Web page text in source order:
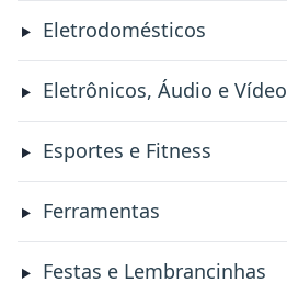
Eletrodomésticos
Eletrônicos, Áudio e Vídeo
Esportes e Fitness
Ferramentas
Festas e Lembrancinhas